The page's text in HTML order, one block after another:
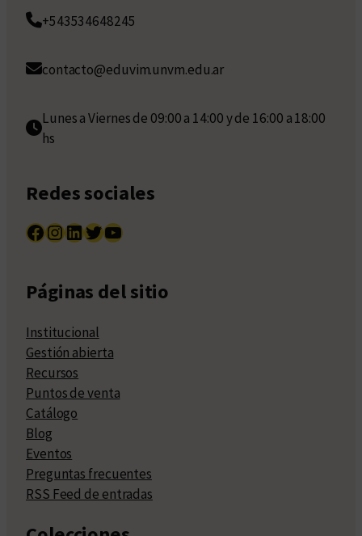
+543534648245
contacto@eduvim.unvm.edu.ar
Lunes a Viernes de 09:00 a 14:00 y de 16:00 a 18:00
hs
Redes sociales
Facebook InstagramLinkedIn Twitter YouTube
Páginas del sitio
Institucional
Gestión abierta
Recursos
Puntos de venta
Catálogo
Blog
Eventos
Preguntas frecuentes
RSS Feed de entradas